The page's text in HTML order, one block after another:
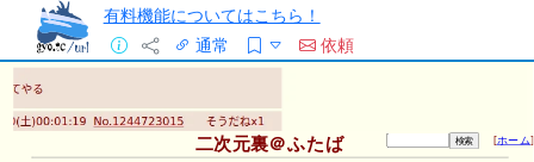
有料機能についてはこちら！
通常
依頼